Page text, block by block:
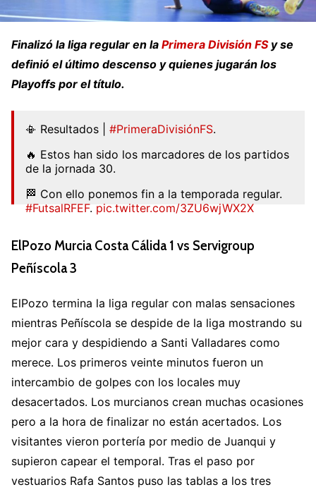
Finalizó la liga regular en la Primera División FSy se
definió el último descenso y quienes jugarán los
Playoffs por el título.
📳 Resultados | #PrimeraDivisiónFS.
🔥 Estos han sido los marcadores de los partidos
de la jornada 30.
🏁 Con ello ponemos fin a la temporada regular.
#FutsalRFEF. pic.twitter.com/3ZU6wjWX2X
ElPozo Murcia Costa Cálida 1 vs Servigroup
Peñíscola 3
ElPozo termina la liga regular con malas sensaciones
mientras Peñíscola se despide de la liga mostrando su
mejor cara y despidiendo a Santi Valladares como
merece. Los primeros veinte minutos fueron un
intercambio de golpes con los locales muy
desacertados. Los murcianos crean muchas ocasiones
pero a la hora de finalizar no están acertados. Los
visitantes vieron portería por medio de Juanqui y
supieron capear el temporal. Tras el paso por
vestuarios Rafa Santos puso las tablas a los tres